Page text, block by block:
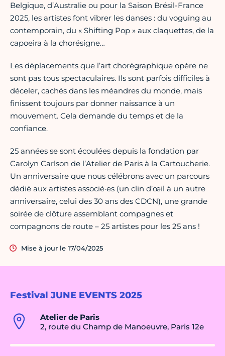
Festival JUNE EVENTS 2025
Atelier de Paris
2, route du Champ de Manoeuvre, Paris 12e
Belgique, d’Australie ou pour la Saison Brésil-France
2025, les artistes font vibrer les danses : du voguing au
contemporain, du « Shifting Pop » aux claquettes, de la
capoeira à la chorésigne…
Les déplacements que l’art chorégraphique opère ne
sont pas tous spectaculaires. Ils sont parfois difficiles à
déceler, cachés dans les méandres du monde, mais
finissent toujours par donner naissance à un
mouvement. Cela demande du temps et de la
confiance.
25 années se sont écoulées depuis la fondation par
Carolyn Carlson de l’Atelier de Paris à la Cartoucherie.
Un anniversaire que nous célébrons avec un parcours
dédié aux artistes associé·es (un clin d’œil à un autre
anniversaire, celui des 30 ans des CDCN), une grande
soirée de clôture assemblant compagnes et
compagnons de route – 25 artistes pour les 25 ans !
Mise à jour le 17/04/2025